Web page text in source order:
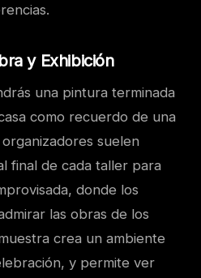
y Exhibición
una pintura terminada
como recuerdo de una
suelen
final de cada taller para
donde los
las obras de los
crea un ambiente
y permite ver